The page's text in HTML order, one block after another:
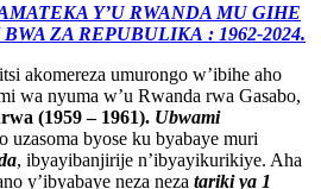
Y’U RWANDA MU GIHE
ZA REPUBULIKA : 1962-2024.
akomereza umurongo w’ibihe aho
wa nyuma w’u Rwanda rwa Gasabo,
(1959 – 1961). Ubwami
uzasoma byose ku byabaye muri
, ibyayibanjirije n’ibyayikurikiye. Aha
y’ibyabaye neza neza tariki ya 1